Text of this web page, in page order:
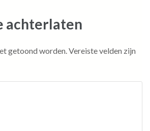
achterlaten
getoond worden.Vereiste velden zijn